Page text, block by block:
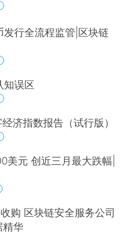
行全流程监管|区块链
知误区
济指数报告（试行版）
美元 创近三月最大跌幅|
购 区块链安全服务公司
精华